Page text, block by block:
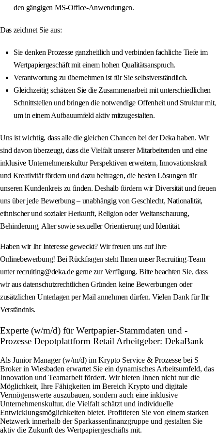
den gängigen MS‑Office‑Anwendungen.
Das zeichnet Sie aus:
Sie denken Prozesse ganzheitlich und verbinden fachliche Tiefe im
Wertpapiergeschäft mit einem hohen Qualitätsanspruch.
Verantwortung zu übernehmen ist für Sie selbstverständlich.
Gleichzeitig schätzen Sie die Zusammenarbeit mit unterschiedlichen
Schnittstellen und bringen die notwendige Offenheit und Struktur mit,
um in einem Aufbauumfeld aktiv mitzugestalten.
Uns ist wichtig, dass alle die gleichen Chancen bei der Deka haben. Wir
sind davon überzeugt, dass die Vielfalt unserer Mitarbeitenden und eine
inklusive Unternehmenskultur Perspektiven erweitern, Innovationskraft
und Kreativität fördern und dazu beitragen, die besten Lösungen für
unseren Kundenkreis zu finden. Deshalb fördern wir Diversität und freuen
uns über jede Bewerbung – unabhängig von Geschlecht, Nationalität,
ethnischer und sozialer Herkunft, Religion oder Weltanschauung,
Behinderung, Alter sowie sexueller Orientierung und Identität.
Haben wir Ihr Interesse geweckt? Wir freuen uns auf Ihre
Onlinebewerbung! Bei Rückfragen steht Ihnen unser Recruiting-Team
unter recruiting@deka.de gerne zur Verfügung. Bitte beachten Sie, dass
wir aus datenschutzrechtlichen Gründen keine Bewerbungen oder
zusätzlichen Unterlagen per Mail annehmen dürfen. Vielen Dank für Ihr
Verständnis.
Experte (w/m/d) für Wertpapier-Stammdaten und -
Prozesse Depotplattform Retail Arbeitgeber: DekaBank
Als Junior Manager (w/m/d) im Krypto Service & Prozesse bei S
Broker in Wiesbaden erwartet Sie ein dynamisches Arbeitsumfeld, das
Innovation und Teamarbeit fördert. Wir bieten Ihnen nicht nur die
Möglichkeit, Ihre Fähigkeiten im Bereich Krypto und digitale
Vermögenswerte auszubauen, sondern auch eine inklusive
Unternehmenskultur, die Vielfalt schätzt und individuelle
Entwicklungsmöglichkeiten bietet. Profitieren Sie von einem starken
Netzwerk innerhalb der Sparkassenfinanzgruppe und gestalten Sie
aktiv die Zukunft des Wertpapiergeschäfts mit.